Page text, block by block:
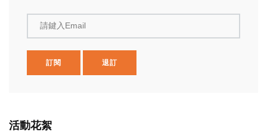
請鍵入Email
訂閱 退訂
活動花絮